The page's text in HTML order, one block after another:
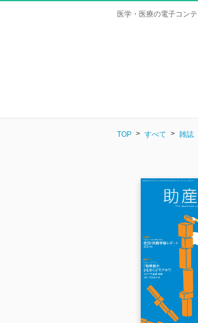
医学・医療の電子コン
TOP すべて 雑誌